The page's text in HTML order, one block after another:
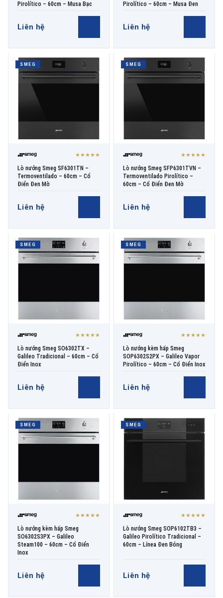
Pirolítico – 60cm – Musa Bạc
Liên hệ
Pirolítico – 60cm – Musa Đen
Liên hệ
SMEG
★★★★★
Lò nướng Smeg SF6301TN –
Termoventilado – 60cm – Cổ
Điển Đen Mờ
Liên hệ
SMEG
★★★★★
Lò nướng Smeg SFP6301TVN –
Termoventilado Pirolítico –
60cm – Cổ Điển Đen Mờ
Liên hệ
SMEG
★★★★★
Lò nướng Smeg SO6302TX –
Galileo Tradicional – 60cm – Cổ
Điển Inox
Liên hệ
SMEG
★★★★★
Lò nướng kèm hấp Smeg
SOP6302S2PX – Galileo Vapor
Pirolítico – 60cm – Cổ Điển Inox
Liên hệ
SMEG
★★★★★
Lò nướng kèm hấp Smeg
SO6302S3PX – Galileo
Steam100 – 60cm – Cổ Điển
Inox
Liên hệ
SMEG
★★★★★
Lò nướng Smeg SOP6102TB3 –
Galileo Pirolítico Tradicional –
60cm – Línea Đen Bóng
Liên hệ